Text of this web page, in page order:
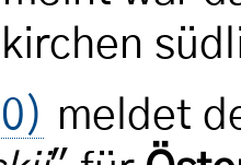
meldet